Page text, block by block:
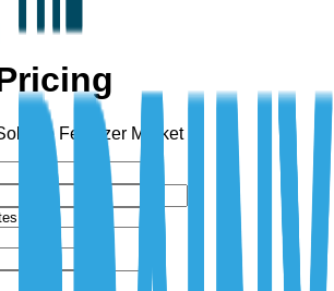
Fertilizer Market